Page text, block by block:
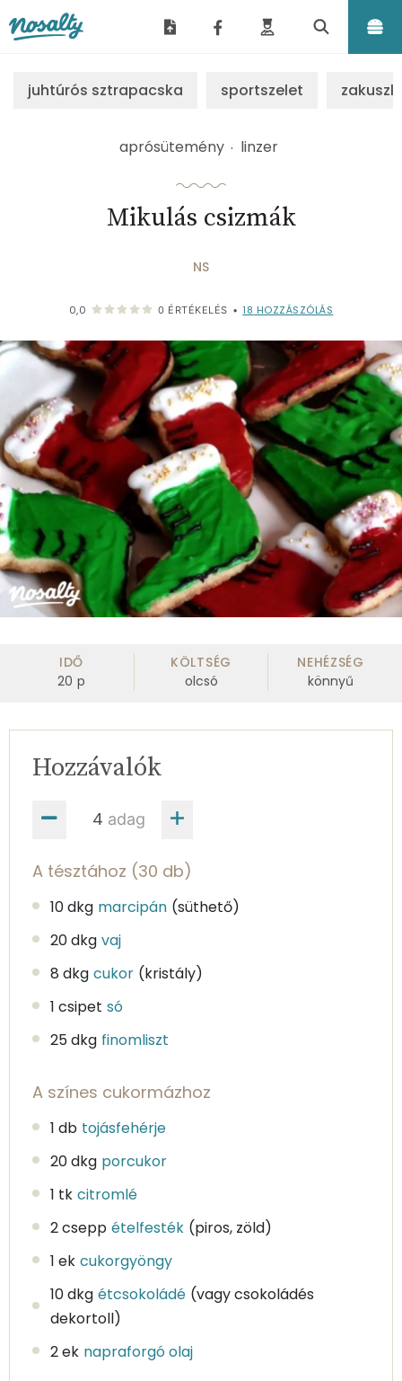
juhtúrós sztrapacska sportszelet
aprósütemény linzer
Mikulás csizmák
NS
0,0 0 ÉRTÉKELÉS • 18 HOZZÁSZÓLÁS
IDŐ
20 p
KÖLTSÉG
olcsó
NEHÉZSÉG
könnyű
adag
Hozzávalók
A tésztához (30 db)
10 dkg marcipán (süthető)
20 dkg vaj
8 dkg cukor (kristály)
1 csipet só
25 dkg finomliszt
A színes cukormázhoz
1 db tojásfehérje
20 dkg porcukor
1 tk citromlé
2 csepp ételfesték (piros, zöld)
1 ek cukorgyöngy
10 dkg étcsokoládé (vagy csokoládés
dekortoll)
2 ek napraforgó olaj